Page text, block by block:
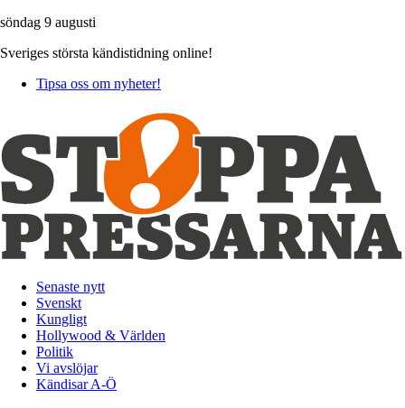
söndag 9 augusti
Sveriges största kändistidning online!
Tipsa oss om nyheter!
Senaste nytt
Svenskt
Kungligt
Hollywood & Världen
Politik
Vi avslöjar
Kändisar A-Ö